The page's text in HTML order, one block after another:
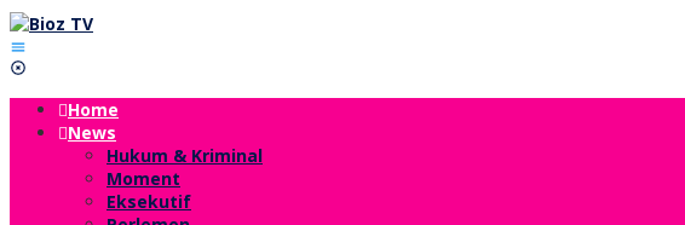
Lewati
ke
konten
Home
News
Hukum & Kriminal
Moment
Eksekutif